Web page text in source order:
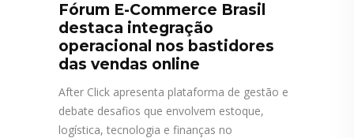
Fórum E-Commerce Brasil
destaca integração
operacional nos bastidores
das vendas online
After Click apresenta plataforma de gestão e
debate desafios que envolvem estoque,
logística, tecnologia e finanças no